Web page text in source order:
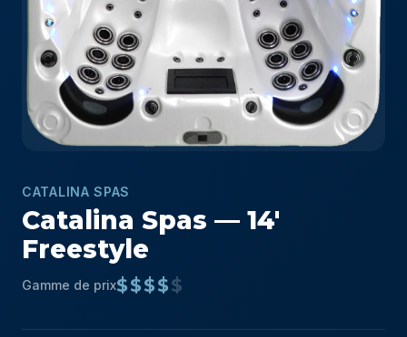
CATALINA SPAS
Catalina Spas — 14′
Freestyle
Gamme de prix$$$$$